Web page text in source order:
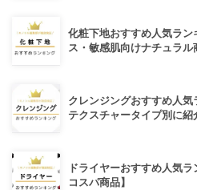
化粧下地おすすめ人気ラ
ス・敏感肌向けナチュラル
クレンジングおすすめ人
テクスチャータイプ別に紹
ドライヤーおすすめ人気
コスパ商品】